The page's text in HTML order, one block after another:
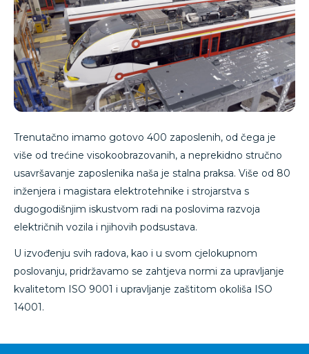
Trenutačno imamo gotovo 400 zaposlenih, od čega je
više od trećine visokoobrazovanih, a neprekidno stručno
usavršavanje zaposlenika naša je stalna praksa. Više od 80
inženjera i magistara elektrotehnike i strojarstva s
dugogodišnjim iskustvom radi na poslovima razvoja
električnih vozila i njihovih podsustava.
U izvođenju svih radova, kao i u svom cjelokupnom
poslovanju, pridržavamo se zahtjeva normi za upravljanje
kvalitetom ISO 9001 i upravljanje zaštitom okoliša ISO
14001.